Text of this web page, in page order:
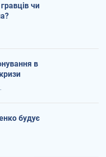
чи
в
будує